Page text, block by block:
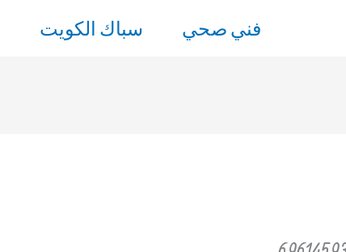
فني صحي سباك الكويت